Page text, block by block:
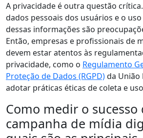
A privacidade é outra questão
dados pessoais dos usuários e o
dessas informações são
Então, empresas e profissionais de
devem estar atentos às
privacidade, como o Regulamento
Proteção de Dados (RGPD)da União
adotar práticas éticas de coleta e
Como medir o sucesso
campanha de mídia